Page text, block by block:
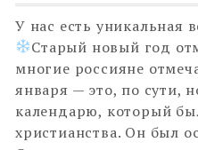
У нас есть уникальная
Старый новый год
многие россияне
января — это, по сути,
календарю, который
христианства. Он был